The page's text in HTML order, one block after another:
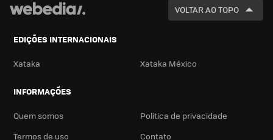
VOLTAR AO TOPO
EDIÇÕES INTERNACIONAIS
Xataka Xataka México
INFORMAÇÕES
Quem somos
Política de privacidade
Termos de uso
Contato